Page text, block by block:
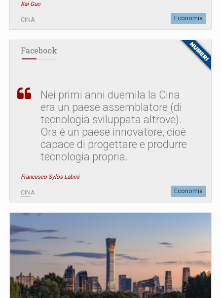
Kai Guo
CINA Economia
Facebook
Nei primi anni duemila la Cina
era un paese assemblatore (di
tecnologia sviluppata altrove).
Ora è un paese innovatore, cioè
capace di progettare e produrre
tecnologia propria.
Francesco Sylos Labini
CINA Economia